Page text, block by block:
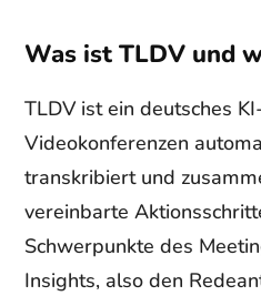
Was ist TLDV und
TLDV ist ein deutsches
Videokonferenzen
transkribiert und
vereinbarte
Schwerpunkte des
Insights, also den